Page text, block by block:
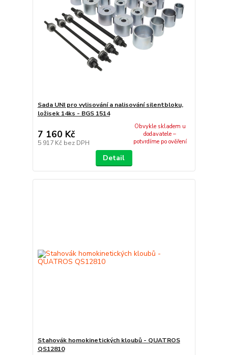
Sada UNI pro vylisování a nalisování silentbloku,
ložisek 14ks - BGS 1514
7 160 Kč
5 917 Kč bez DPH
Obvykle skladem u
dodavatele –
potvrdíme po ověření
Detail
Stahovák homokinetických kloubů - QUATROS
QS12810